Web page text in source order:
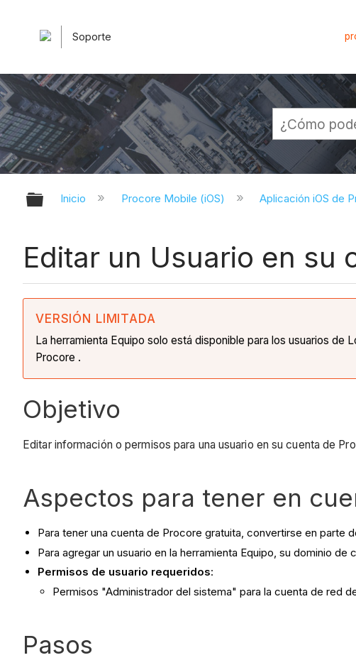
Soporte
Expandir/contraer jerarquía global
Inicio Procore Mobile (iOS) Aplicación iOS de
Editar un Usuario en su
VERSIÓN LIMITADA
La herramienta Equipo solo está disponible para los usuarios
Procore .
Objetivo
Editar información o permisos para una usuario en su cuenta de
Aspectos para tener en
Para tener una cuenta de Procore gratuita, convertirse en parte
Para agregar un usuario en la herramienta Equipo, su dominio
Permisos de usuario requeridos:
Permisos "Administrador del sistema" para la cuenta de red
Pasos